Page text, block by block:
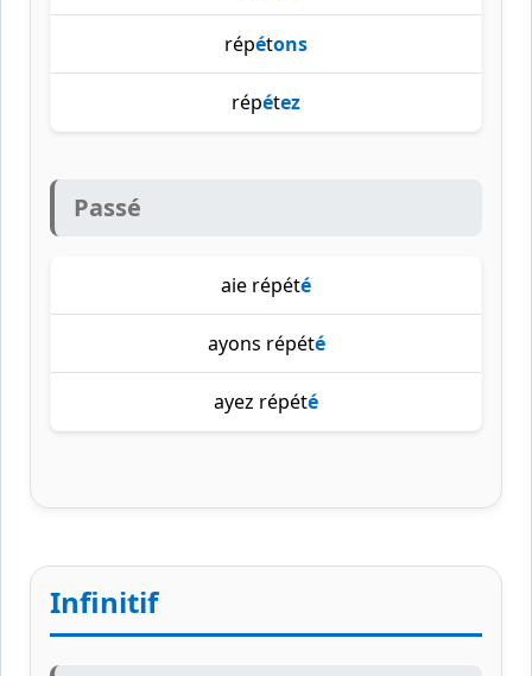
répétons
répétez
Passé
aie répété
ayons répété
ayez répété
Infinitif